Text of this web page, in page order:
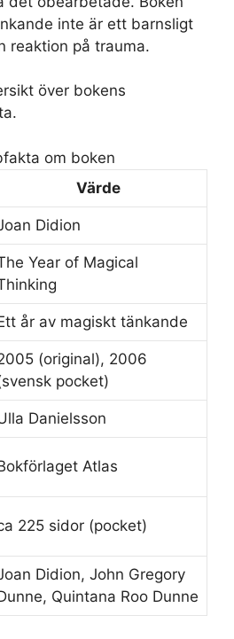
inte är ett barnsligt
reaktion på trauma.
över bokens
om boken
Värde
Didion
Year of Magical
år av magiskt tänkande
(original), 2006
pocket)
Danielsson
Atlas
225 sidor (pocket)
Didion, John Gregory
Quintana Roo Dunne